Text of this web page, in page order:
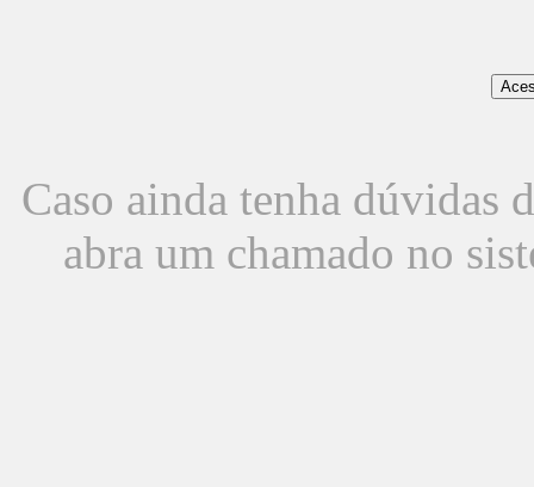
Caso ainda tenha dúvidas
abra um chamado no